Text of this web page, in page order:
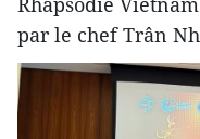
par le chef Trân